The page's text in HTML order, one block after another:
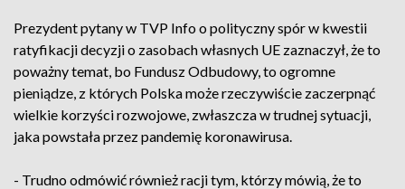
Prezydent pytany w TVP Info o polityczny spór w kwestii
ratyfikacji decyzji o zasobach własnych UE zaznaczył, że to
poważny temat, bo Fundusz Odbudowy, to ogromne
pieniądze, z których Polska może rzeczywiście zaczerpnąć
wielkie korzyści rozwojowe, zwłaszcza w trudnej sytuacji,
jaka powstała przez pandemię koronawirusa.
- Trudno odmówić również racji tym, którzy mówią, że to